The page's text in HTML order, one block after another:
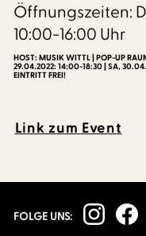
Öffnungszeiten:
10:00-16:00 Uhr
HOST: MUSIK WITTL | POP-UP
29.04.2022: 14:00-18:30 | SA,
EINTRITT FREI!
Link zum Event
FOLGE UNS: